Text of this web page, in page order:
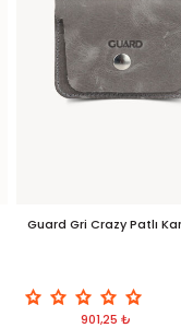
Guard Gri Crazy Patlı
901,25 ₺